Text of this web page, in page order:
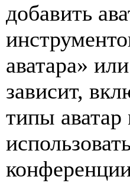
добавить
аватара»
зависит,
типы